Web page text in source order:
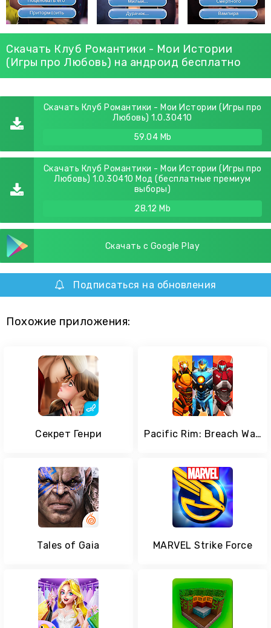
Скачать Клуб Романтики - Мои Истории
(Игры про Любовь) на андроид бесплатно
Скачать Клуб Романтики - Мои Истории (Игры про
Любовь) 1.0.30410
59.04 Mb
Скачать Клуб Романтики - Мои Истории (Игры про
Любовь) 1.0.30410 Мод (бесплатные премиум
выборы)
28.12 Mb
Скачать с Google Play
Подписаться на обновления
Похожие приложения:
Секрет Генри Pacific Rim: Breach Wars - Головоломки и RPG
Tales of Gaia MARVEL Strike Force